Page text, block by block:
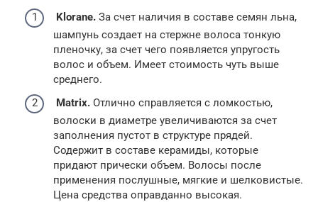
Klorane. За счет наличия в составе семян льна,
шампунь создает на стержне волоса тонкую
пленочку, за счет чего появляется упругость
волос и объем. Имеет стоимость чуть выше
среднего.
Matrix. Отлично справляется с ломкостью,
волоски в диаметре увеличиваются за счет
заполнения пустот в структуре прядей.
Содержит в составе керамиды, которые
придают прически объем. Волосы после
применения послушные, мягкие и шелковистые.
Цена средства оправданно высокая.